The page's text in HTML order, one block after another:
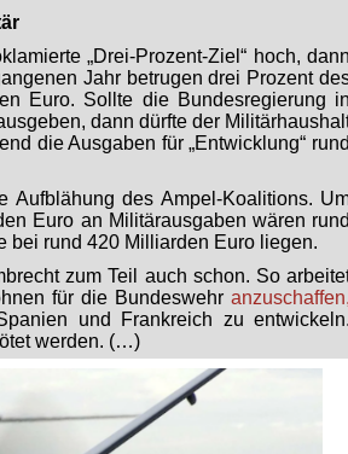
„Drei-Prozent-Ziel“ hoch,
Jahr betrugen drei Prozent
Euro. Sollte die Bundesregierung
dann dürfte der
die Ausgaben für „Entwicklung“
Aufblähung des Ampel-Koalitions.
Euro an Militärausgaben wären
bei rund 420 Milliarden Euro liegen.
zum Teil auch schon. So
für die Bundeswehr
und Frankreich zu
werden. (…)